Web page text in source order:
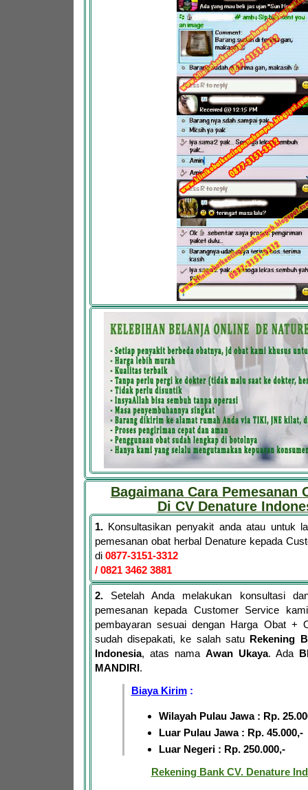
Bagaimana Cara Pemesanan
Di CV Denature
1.Konsultasikan penyakit anda atau untuk
pemesanan obat herbal Denature kepada
di 0877-3151-3312
/ 0821 3462 3881
2.Setelah Anda melakukan konsultasi
pemesanan kepada Customer Service
pembayaran sesuai dengan Harga Obat +
sudah disepakati, ke salah satu Rekening
Indonesia, atas nama Awan Ukaya. Ada
MANDIRI.
Biaya Kirim:
Wilayah Pulau Jawa : Rp.
Luar Pulau Jawa : Rp. 45.000,-
Luar Negeri : Rp. 250.000,-
Rekening Bank CV. Denature